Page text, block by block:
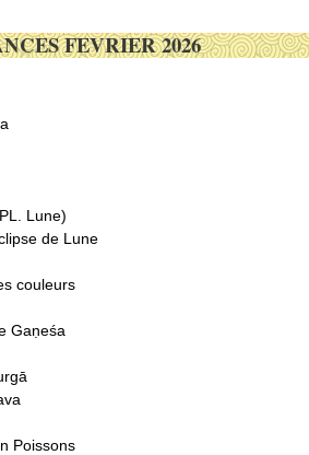
FEVRIER 2026
Lune)
de Lune
couleurs
Gaṇeśa
Poissons